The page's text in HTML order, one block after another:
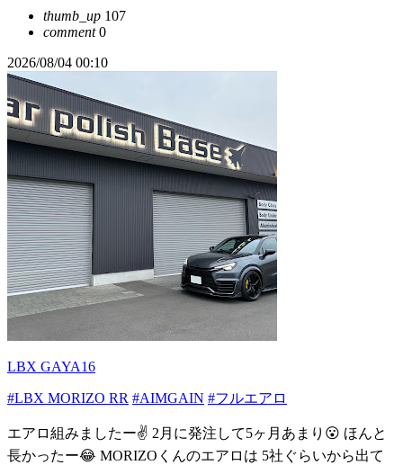
thumb_up 107
comment0
2026/08/04 00:10
LBX GAYA16
#LBX MORIZO RR #AIMGAIN #フルエアロ
エアロ組みましたー✌️ 2月に発注して5ヶ月あまり😮 ほんと
長かったー😂 MORIZOくんのエアロは 5社ぐらいから出て